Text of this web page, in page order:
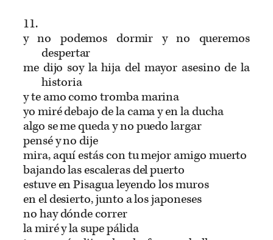
11.
y no podemos dormir y no queremos
despertar
me dijo soy la hija del mayor asesino de la
historia
y te amo como tromba marina
yo miré debajo de la cama y en la ducha
algo se me queda y no puedo largar
pensé y no dije
mira, aquí estás con tu mejor amigo muerto
bajando las escaleras del puerto
estuve en Pisagua leyendo los muros
en el desierto, junto a los japoneses
no hay dónde correr
la miré y la supe pálida